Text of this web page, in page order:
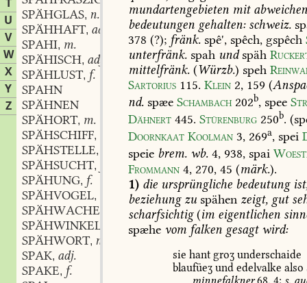
T
U
V
W
X
Y
Z
SPÄHGLAS, n.
SPÄHHAFT, adj.
SPAHI, m.
SPÄHISCH, adj.
SPÄHLUST, f.
SPAHN
SPÄHNEN
SPÄHORT, m.
SPÄHSCHIFF,
SPÄHSTELLE,
SPÄHSUCHT,
SPÄHUNG, f.
SPÄHVOGEL,
SPÄHWACHE
SPÄHWINKEL
SPÄHWORT, n.
SPAK, adj.
SPAKE, f.
mundartengebieten mit
bedeutungen gehalten:schweiz.
378 (?); fränk. spê', spêch, gspêch
unterfränk. spah undspäh
mittelfränk. (Würzb.) speh
Sartorius 115. Klein 2, 159 (
nd. spæe Schambach 202b, spee
Dähnert 445. Stürenburg 250b.
Doornkaat Koolman 3, 269a, spei
speie brem. wb. 4, 938, spai
Frommann 4, 270, 45 (märk.).
1) die ursprüngliche bedeutung
beziehungzu spähen zeigt, gut
scharfsichtig(im eigentlichen
spæhe vom falken gesagtwird:
sie hant groʒ underschaide
blaufüeʒ und edelvalke also